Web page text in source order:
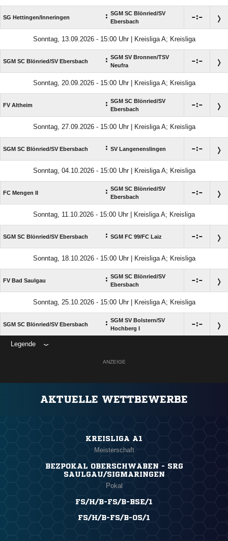
SG Hettingen/​Inneringen : SGM SC Blönried/​SV
Ebersbach
:
Sonntag, 13.09.2026 - 15:00 Uhr | Kreisliga A; Kreisliga
SGM SC Blönried/​SV Ebersbach : SGM SV Bronnen/​TSV
Neufra
:
Sonntag, 20.09.2026 - 15:00 Uhr | Kreisliga A; Kreisliga
FV Altheim : SGM SC Blönried/​SV
Ebersbach
:
Sonntag, 27.09.2026 - 15:00 Uhr | Kreisliga A; Kreisliga
SGM SC Blönried/​SV Ebersbach : SV Langenenslingen :
Sonntag, 04.10.2026 - 15:00 Uhr | Kreisliga A; Kreisliga
FC Mengen II : SGM SC Blönried/​SV
Ebersbach
:
Sonntag, 11.10.2026 - 15:00 Uhr | Kreisliga A; Kreisliga
SGM SC Blönried/​SV Ebersbach : SGM FC 99/​FC Laiz :
Sonntag, 18.10.2026 - 15:00 Uhr | Kreisliga A; Kreisliga
FV Bad Saulgau : SGM SC Blönried/​SV
Ebersbach
:
Sonntag, 25.10.2026 - 15:00 Uhr | Kreisliga A; Kreisliga
SGM SC Blönried/​SV Ebersbach : SGM SV Bolstern/​SV
Hochberg I
:
Legende
ANZEIGE
AKTUELLE WETTBEWERBE
KREISLIGA A1
Meisterschaft
BEZPOKAL OBERSCHWABEN - SRG
SAULGAU/SIGMARINGEN
Pokal
FS/H/B-FS/B-BSE/1
FS/H/B-FS/B-OS/1